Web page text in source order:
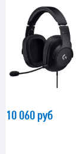
10 060 руб